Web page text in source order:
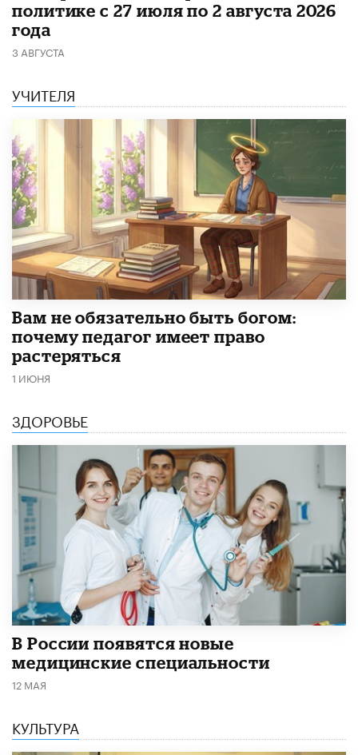
политике с 27 июля по 2 августа 2026
года
3 АВГУСТА
УЧИТЕЛЯ
​Вам не обязательно быть богом:
почему педагог имеет право
растеряться
1 ИЮНЯ
ЗДОРОВЬЕ
В России появятся новые
медицинские специальности
12 МАЯ
КУЛЬТУРА